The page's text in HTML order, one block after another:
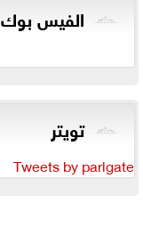
الفيس بوك
تويتر
Tweets by parlgate